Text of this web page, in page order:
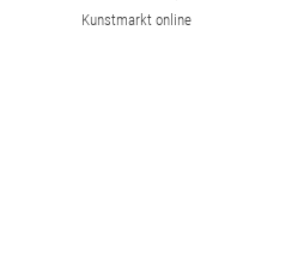
Kunstmarkt online